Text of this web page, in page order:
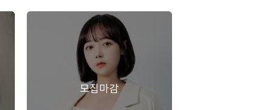
모집마감